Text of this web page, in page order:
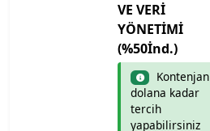
VE VERİ
YÖNETİMİ
(%50İnd.)
Kontenjan
dolana kadar
tercih
yapabilirsiniz